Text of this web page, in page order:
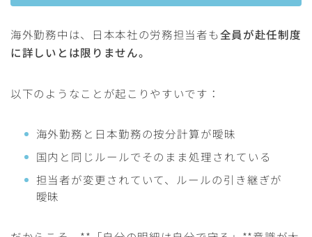
海外勤務中は、日本本社の労務担当者も全員が赴任制度
に詳しいとは限りません。
以下のようなことが起こりやすいです：
海外勤務と日本勤務の按分計算が曖昧
国内と同じルールでそのまま処理されている
担当者が変更されていて、ルールの引き継ぎが
曖昧